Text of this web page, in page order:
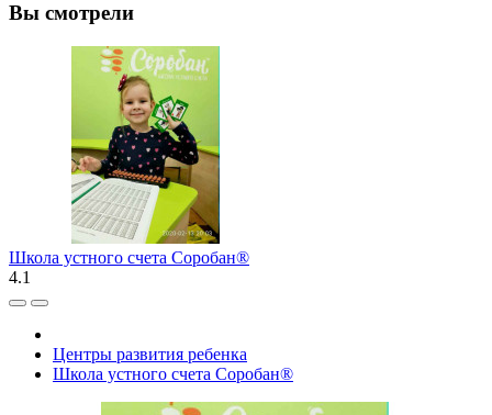
Вы смотрели
Школа устного счета Соробан®
4.1
Центры развития ребенка
Школа устного счета Соробан®